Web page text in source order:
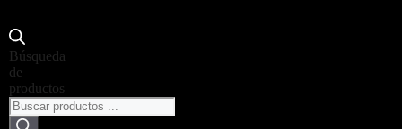
Búsqueda
de
productos